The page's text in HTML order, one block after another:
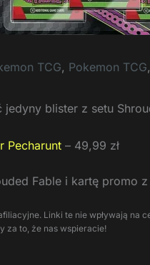
TCG, Pokemon TCG,
blister z setu
Pecharunt – 49,99 zł
Fable i kartę promo z
Linki te nie wpływają na
za to, że nas wspieracie!